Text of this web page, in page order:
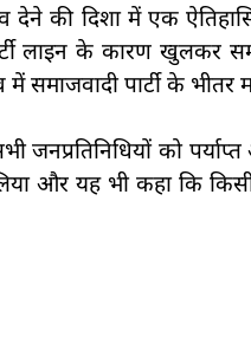
देने की दिशा में एक
लाइन के कारण खुलकर
समाजवादी पार्टी के
को
और यह भी कहा कि